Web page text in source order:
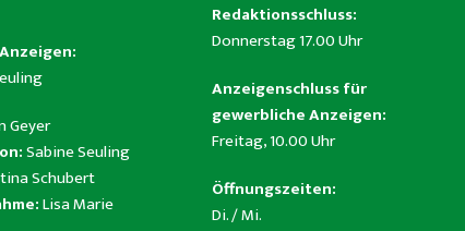
Geyer
Sabine Seuling
Schubert
Lisa Marie
Redaktionsschluss:
Donnerstag 17.00 Uhr
Anzeigenschluss für
gewerbliche Anzeigen:
Freitag, 10.00 Uhr
Öffnungszeiten:
Di. / Mi.